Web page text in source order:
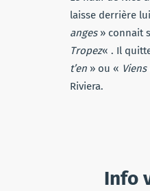
laisse derrière
anges» connait
Tropez« . Il
t’en » ou «
Riviera.
Info